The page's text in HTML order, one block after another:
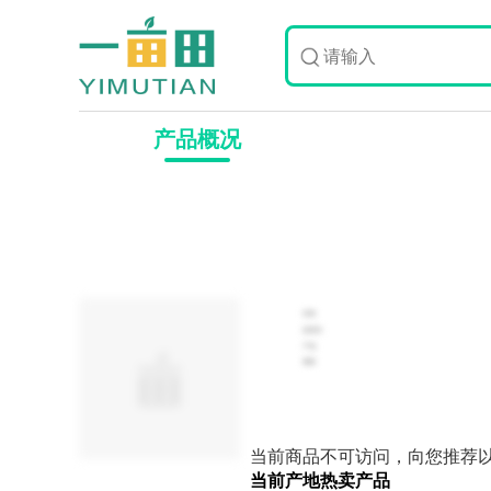
产品概况
当前商品不可访问，向您推荐
当前产地热卖产品